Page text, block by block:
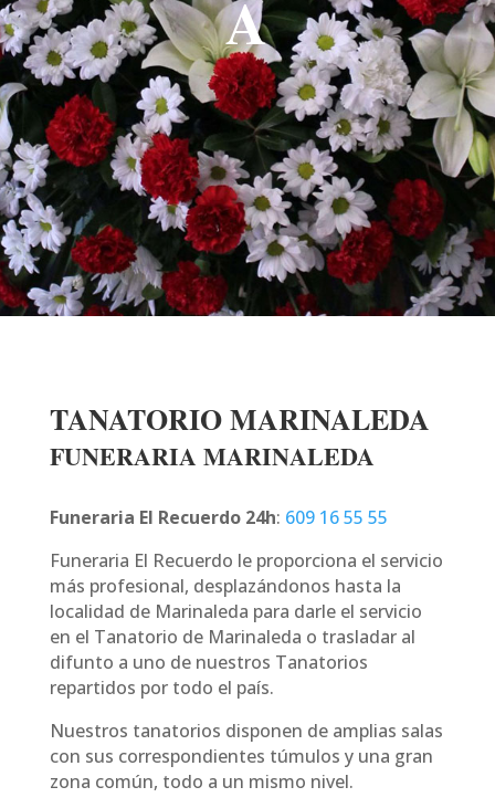
A
TANATORIO MARINALEDA
FUNERARIA MARINALEDA
Funeraria El Recuerdo 24h: 609 16 55 55
Funeraria El Recuerdo le proporciona el servicio
más profesional, desplazándonos hasta la
localidad de Marinaleda para darle el servicio
en el Tanatorio de Marinaleda o trasladar al
difunto a uno de nuestros Tanatorios
repartidos por todo el país.
Nuestros tanatorios disponen de amplias salas
con sus correspondientes túmulos y una gran
zona común, todo a un mismo nivel.